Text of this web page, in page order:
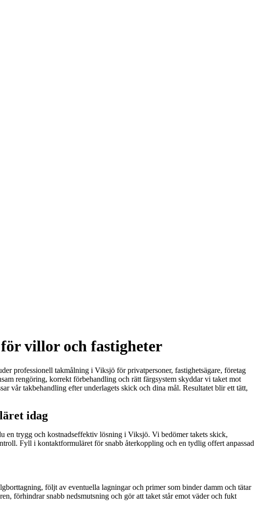
villor och fastigheter
professionell takmålning i Viksjö för privatpersoner, fastighetsägare, företag
rengöring, korrekt förbehandling och rätt färgsystem skyddar vi taket mot
vår takbehandling efter underlagets skick och dina mål. Resultatet blir ett tätt,
idag
en trygg och kostnadseffektiv lösning i Viksjö. Vi bedömer takets skick,
Fyll i kontaktformuläret för snabb återkoppling och en tydlig offert anpassad
följt av eventuella lagningar och primer som binder damm och tätar
förhindrar snabb nedsmutsning och gör att taket står emot väder och fukt